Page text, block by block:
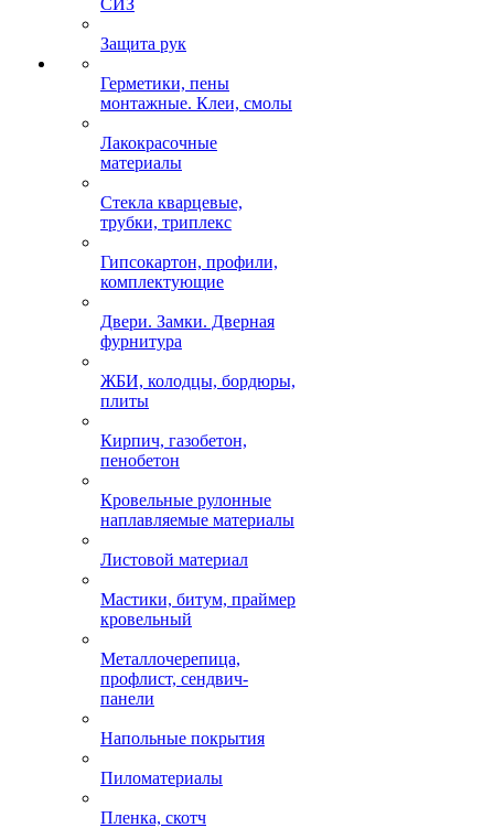
СИЗ
Защита рук
Герметики, пены
монтажные. Клеи, смолы
Лакокрасочные
материалы
Стекла кварцевые,
трубки, триплекс
Гипсокартон, профили,
комплектующие
Двери. Замки. Дверная
фурнитура
ЖБИ, колодцы, бордюры,
плиты
Кирпич, газобетон,
пенобетон
Кровельные рулонные
наплавляемые материалы
Листовой материал
Мастики, битум, праймер
кровельный
Металлочерепица,
профлист, сендвич-
панели
Напольные покрытия
Пиломатериалы
Пленка, скотч